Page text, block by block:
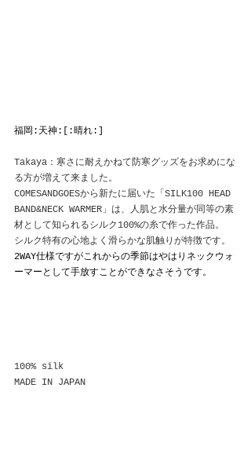
福岡:天神:[:晴れ:]
Takaya：寒さに耐えかねて防寒グッズをお求めにな
る方が増えて来ました。
COMESANDGOESから新たに届いた「SILK100 HEAD
BAND&NECK WARMER」は、人肌と水分量が同等の素
材として知られるシルク100%の糸で作った作品。
シルク特有の心地よく滑らかな肌触りが特徴です。
2WAY仕様ですがこれからの季節はやはりネックウォ
ーマーとして手放すことができなさそうです。
100% silk
MADE IN JAPAN